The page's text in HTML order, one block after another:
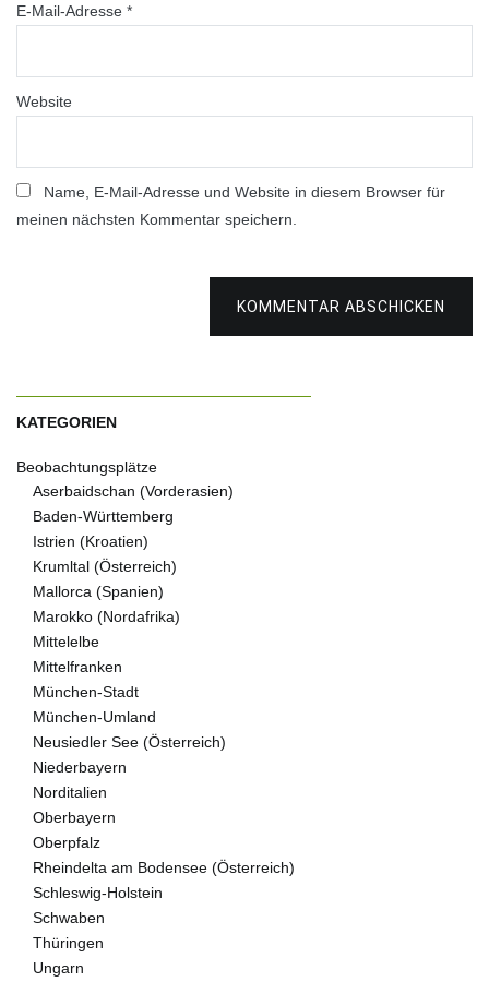
E-Mail-Adresse *
Website
Name, E-Mail-Adresse und Website in diesem Browser für
meinen nächsten Kommentar speichern.
KOMMENTAR ABSCHICKEN
KATEGORIEN
Beobachtungsplätze
Aserbaidschan (Vorderasien)
Baden-Württemberg
Istrien (Kroatien)
Krumltal (Österreich)
Mallorca (Spanien)
Marokko (Nordafrika)
Mittelelbe
Mittelfranken
München-Stadt
München-Umland
Neusiedler See (Österreich)
Niederbayern
Norditalien
Oberbayern
Oberpfalz
Rheindelta am Bodensee (Österreich)
Schleswig-Holstein
Schwaben
Thüringen
Ungarn